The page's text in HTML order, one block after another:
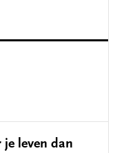
je leven dan